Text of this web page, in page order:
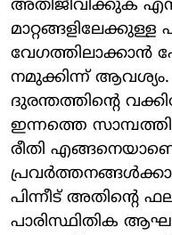
അതിജീവിക്കുക
മാറ്റങ്ങളിലേക്കുള്ള
വേഗത്തിലാക്കാൻ
നമുക്കിന്ന്
ദുരന്തത്തിന്റെ
ഇന്നത്തെ
രീതി
പിന്നീട് അതിന്റെ
പാരിസ്ഥിതിക